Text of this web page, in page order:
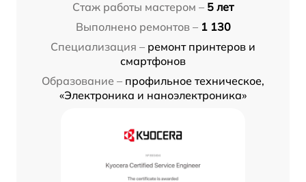
Стаж работы мастером – 5 лет
Выполнено ремонтов – 1 130
Специализация – ремонт принтеров и
смартфонов
Образование – профильное техническое,
«Электроника и наноэлектроника»